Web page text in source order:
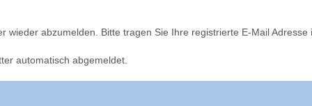
wieder abzumelden. Bitte tragen Sie Ihre registrierte E-Mail Adresse
automatisch abgemeldet.